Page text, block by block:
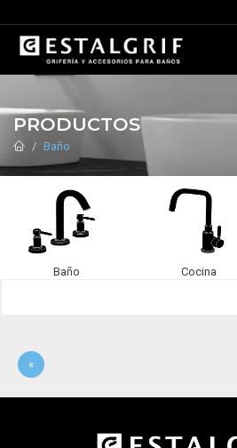
PRODUCTOS
Baño
Baño Cocina
«